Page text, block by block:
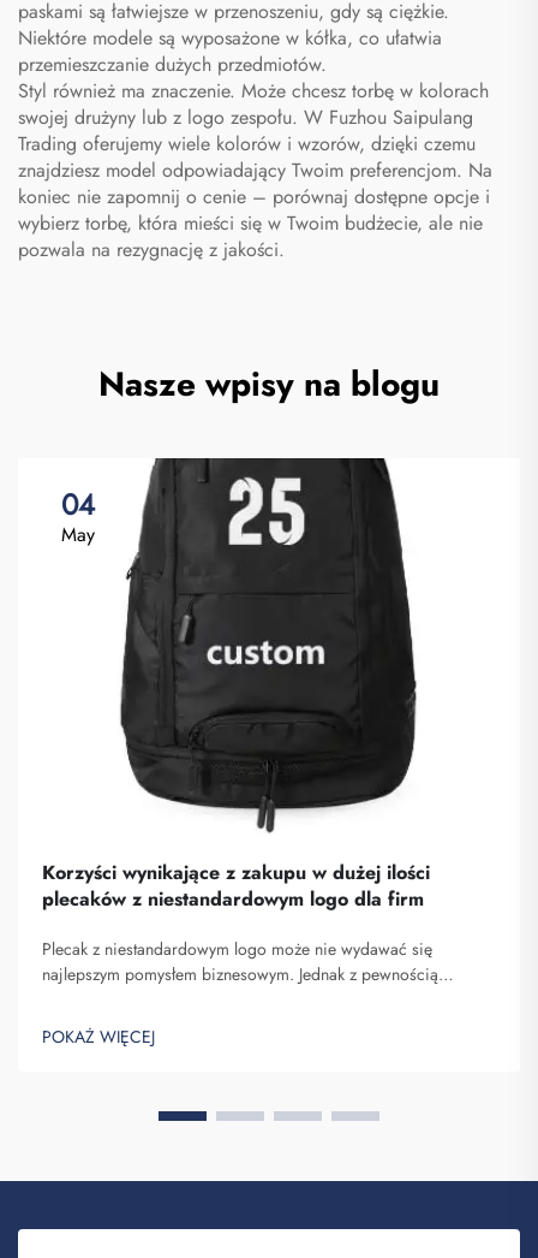
paskami są łatwiejsze w przenoszeniu, gdy są ciężkie.
Niektóre modele są wyposażone w kółka, co ułatwia
przemieszczanie dużych przedmiotów.
Styl również ma znaczenie. Może chcesz torbę w kolorach
swojej drużyny lub z logo zespołu. W Fuzhou Saipulang
Trading oferujemy wiele kolorów i wzorów, dzięki czemu
znajdziesz model odpowiadający Twoim preferencjom. Na
koniec nie zapomnij o cenie – porównaj dostępne opcje i
wybierz torbę, która mieści się w Twoim budżecie, ale nie
pozwala na rezygnację z jakości.
Nasze wpisy na blogu
04
May
Korzyści wynikające z zakupu w dużej ilości
plecaków z niestandardowym logo dla firm
Plecak z niestandardowym logo może nie wydawać się
najlepszym pomysłem biznesowym. Jednak z pewnością
Saipulang Trading to firma, która realizuje masowe zamówienia
takich plecaków w celu budowania świadomości marki. Wiesz,
POKAŻ WIĘCEJ